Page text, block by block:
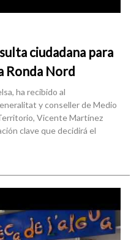
ciudadana para
Ronda Nord
ha recibido al
y conseller de Medio
Vicente Martínez
clave que decidirá el